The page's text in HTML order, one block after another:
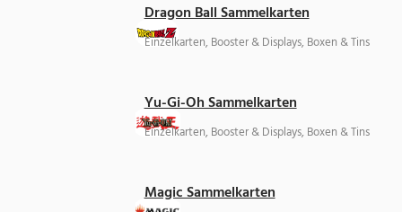
Dragon Ball Sammelkarten
Einzelkarten, Booster & Displays, Boxen & Tins
Yu-Gi-Oh Sammelkarten
Einzelkarten, Booster & Displays, Boxen & Tins
Magic Sammelkarten